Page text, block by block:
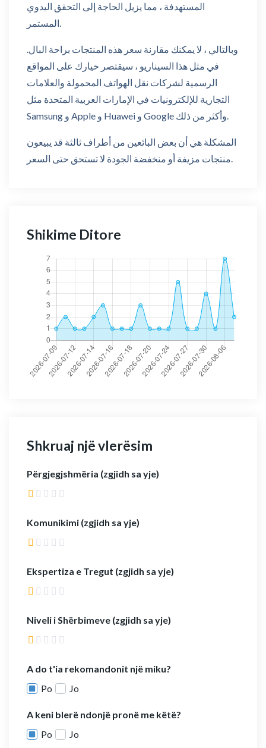
المستهدفة ، مما يزيل الحاجة إلى التحقق اليدوي
المستمر.
وبالتالي ، لا يمكنك مقارنة سعر هذه المنتجات براحة البال.
في مثل هذا السيناريو ، سيقتصر خيارك على المواقع
الرسمية لشركات نقل الهواتف المحمولة والعلامات
التجارية للإلكترونيات في الإمارات العربية المتحدة مثل
Samsung و Apple و Huawei و Google وأكثر من ذلك.
المشكلة هي أن بعض البائعين من أطراف ثالثة قد يبيعون
منتجات مزيفة أو منخفضة الجودة لا تستحق حتى السعر.
Shikime Ditore
Shkruaj një vlerësim
Përgjegjshmëria (zgjidh sa yje)
Komunikimi (zgjidh sa yje)
Ekspertiza e Tregut (zgjidh sa yje)
Niveli i Shërbimeve (zgjidh sa yje)
A do t'ia rekomandonit një miku?
Po
Jo
A keni blerë ndonjë pronë me këtë?
Po
Jo